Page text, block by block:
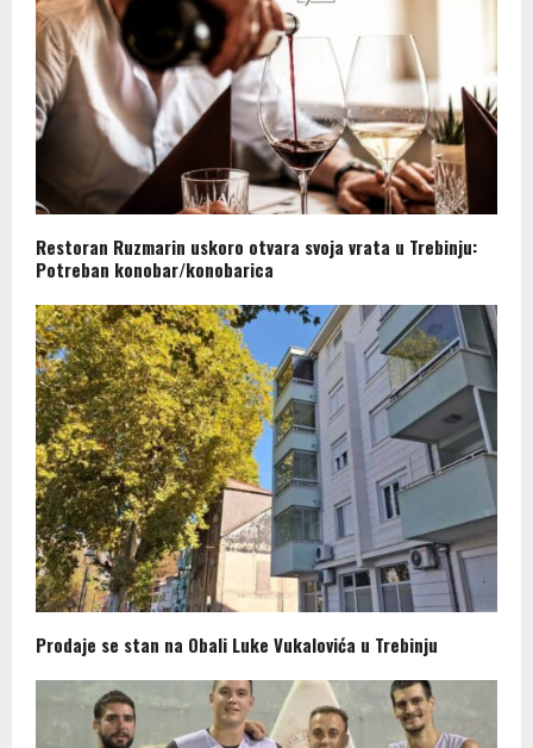
Restoran Ruzmarin uskoro otvara svoja vrata u Trebinju:
Potreban konobar/konobarica
Prodaje se stan na Obali Luke Vukalovića u Trebinju